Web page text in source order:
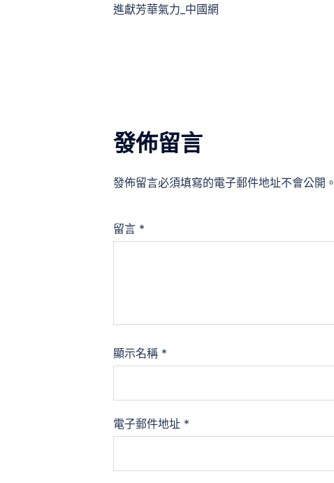
進獻芳華氣力_中國網
發佈留言
發佈留言必須填寫的電子郵件地址不會公開。
留言 *
顯示名稱 *
電子郵件地址 *